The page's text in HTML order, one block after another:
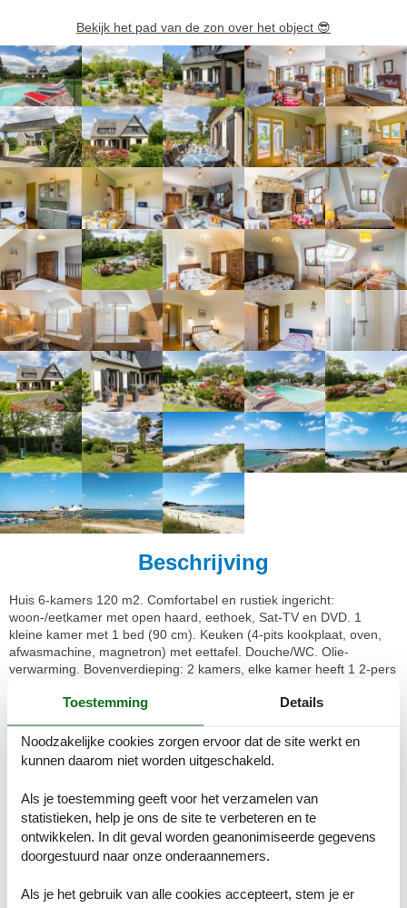
Bekijk het pad van de zon over het object 😎
Beschrijving
Huis 6-kamers 120 m2. Comfortabel en rustiek ingericht:
woon-/eetkamer met open haard, eethoek, Sat-TV en DVD. 1
kleine kamer met 1 bed (90 cm). Keuken (4-pits kookplaat, oven,
afwasmachine, magnetron) met eettafel. Douche/WC. Olie-
verwarming. Bovenverdieping: 2 kamers, elke kamer heeft 1 2-pers
Badkamer, bidet, aparte WC, dubbele wastafels. Mooi uitzicht op
Maximaal 1 huisdier/hond toegestaan. Rookmelders.
Keroter Vihan 2 km van Tregunc: Eengezinswoning "Villa Rocuet",
het strand, te midden van groen. Voor alleengebruik: groot tuin
2.000 m2 (omheind) met gazon en bomen, openluchtzwembad (8 x
5 m, 60 - 190 cm diepte, seizoensgebonden beschikbaarheid:
27.Mei. - 17.Sep.). Terras, tuinmeubelen, barbecue (glijbaan,
1.8 km, supermarkt 2.2 km, winkelcentrum 9.5 km, restaurant 2 km,
Toestemming Details
Noodzakelijke cookies zorgen ervoor dat de site werkt en
kunnen daarom niet worden uitgeschakeld.
Als je toestemming geeft voor het verzamelen van
statistieken, help je ons de site te verbeteren en te
ontwikkelen. In dit geval worden geanonimiseerde gegevens
doorgestuurd naar onze onderaannemers.
Als je het gebruik van alle cookies accepteert, stem je er